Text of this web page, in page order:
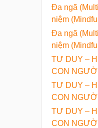
Đa ngã
niệm
Đa ngã
niệm
TƯ DUY –
CON
TƯ DUY –
CON
TƯ DUY –
CON